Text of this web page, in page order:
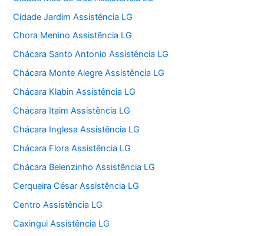
Cidade Jardim Assistência LG
Chora Menino Assistência LG
Chácara Santo Antonio Assistência LG
Chácara Monte Alegre Assistência LG
Chácara Klabin Assistência LG
Chácara Itaim Assistência LG
Chácara Inglesa Assistência LG
Chácara Flora Assistência LG
Chácara Belenzinho Assistência LG
Cerqueira César Assistência LG
Centro Assistência LG
Caxingui Assistência LG